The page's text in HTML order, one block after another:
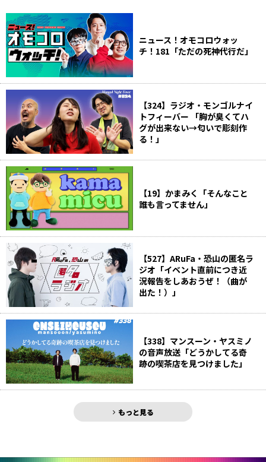
ニュース！オモコロウォッ
チ！181「ただの死神代行だ」
【324】ラジオ・モンゴルナイ
トフィーバー 「胸が臭くてハ
グが出来ない→匂いで彫刻作
る！」
【19】かまみく「そんなこと
誰も言ってません」
【527】ARuFa・恐山の匿名ラ
ジオ「イベント直前につき近
況報告をしあおうぜ！（曲が
出た！）」
【338】マンスーン・ヤスミノ
の音声放送「どうかしてる奇
跡の喫茶店を見つけました」
もっと見る